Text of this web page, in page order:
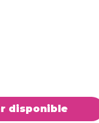
disponible